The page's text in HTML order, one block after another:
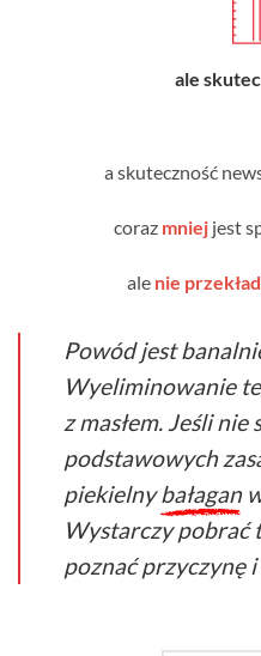
ale
a skuteczność
coraz mniej jest
ale nie
Powód jest
Wyeliminowanie
z masłem. Jeśli nie
podstawowych
piekielnybałagan
Wystarczy pobrać
poznać przyczynę